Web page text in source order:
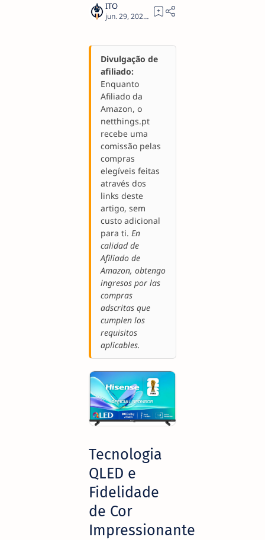
1
Divulgação de
afiliado:
Enquanto
Afiliado da
Amazon, o
netthings.pt
recebe uma
comissão pelas
compras
elegíveis feitas
através dos
links deste
artigo, sem
custo adicional
para ti. En
calidad de
Afiliado de
Amazon, obtengo
ingresos por las
compras
adscritas que
cumplen los
requisitos
aplicables.
Tecnologia
QLED e
Fidelidade
de Cor
Impressionante